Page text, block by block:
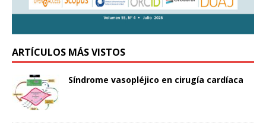
ARTÍCULOS MÁS VISTOS
Síndrome vasopléjico en cirugía cardíaca